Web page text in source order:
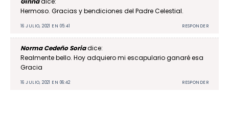
Hermoso. Gracias y bendiciones del Padre Celestial.
16 JULIO, 2021 EN 05:41 RESPONDER
Norma Cedeño Soriadice:
Realmente bello. Hoy adquiero mi escapulario ganaré esa
Gracia
16 JULIO, 2021 EN 06:42 RESPONDER